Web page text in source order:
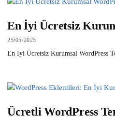
En İyi Ücretsiz
25/05/2025
En İyi Ücretsiz Kurumsal WordPress
Ücretli WordPress